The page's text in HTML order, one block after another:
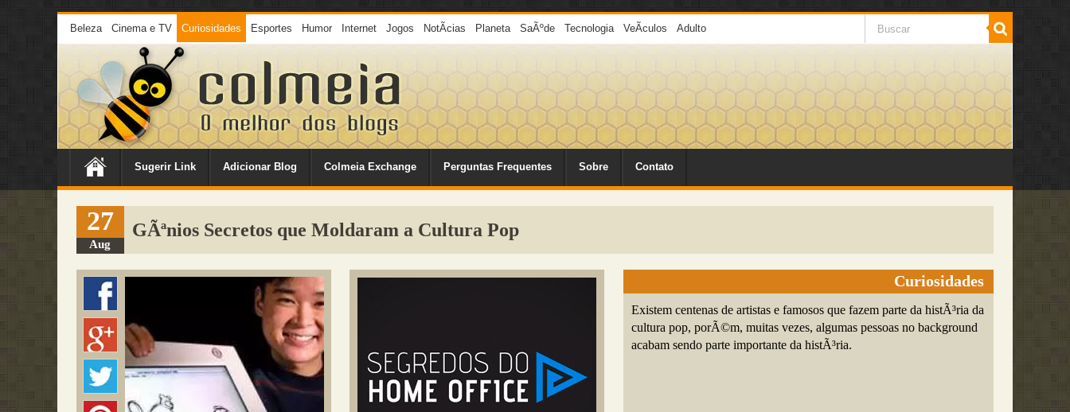
Beleza Cinema e TV Curiosidades Esportes Humor Internet Jogos NotÃ­cias Planeta SaÃºde Tecnologia VeÃ­culos Adulto
Sugerir Link Adicionar Blog Colmeia Exchange Perguntas Frequentes Sobre Contato
27
Aug
GÃªnios Secretos que Moldaram a Cultura Pop
Curiosidades
Existem centenas de artistas e famosos que fazem parte da histÃ³ria da
cultura pop, porÃ©m, muitas vezes, algumas pessoas no background
acabam sendo parte importante da histÃ³ria.